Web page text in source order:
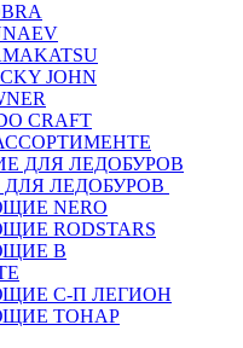
JOHN
CRAFT
ЛЕДОБУРОВ
NERO
RODSTARS
В
С-П ЛЕГИОН
ТОНАР